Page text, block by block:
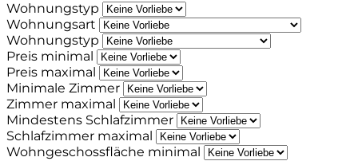
Wohnungstyp
Wohnungsart
Wohnungstyp
Preis minimal
Preis maximal
Minimale Zimmer
Zimmer maximal
Mindestens Schlafzimmer
Schlafzimmer maximal
Wohngeschossfläche minimal